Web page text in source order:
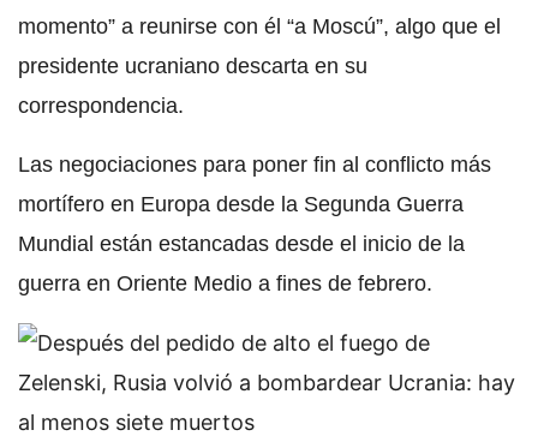
momento” a reunirse con él “a Moscú”, algo que el
presidente ucraniano descarta en su
correspondencia.
Las negociaciones para poner fin al conflicto más
mortífero en Europa desde la Segunda Guerra
Mundial están estancadas desde el inicio de la
guerra en Oriente Medio a fines de febrero.